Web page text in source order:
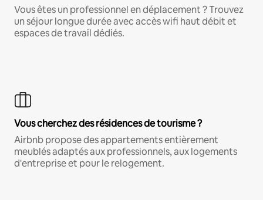
Vous êtes un professionnel en déplacement ? Trouvez
un séjour longue durée avec accès wifi haut débit et
espaces de travail dédiés.
Vous cherchez des résidences de tourisme ?
Airbnb propose des appartements entièrement
meublés adaptés aux professionnels, aux logements
d'entreprise et pour le relogement.